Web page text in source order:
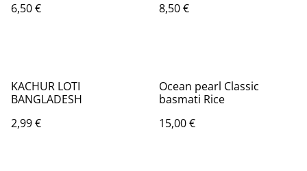
6,50 €
8,50 €
KACHUR LOTI
BANGLADESH
2,99 €
Ocean pearl Classic
basmati Rice
15,00 €